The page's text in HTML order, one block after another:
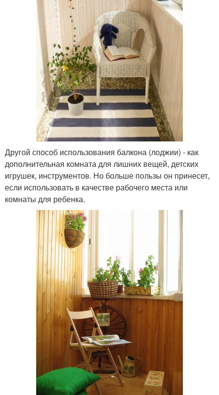
Другой способ использования балкона (лоджии) - как
дополнительная комната для лишних вещей, детских
игрушек, инструментов. Но больше пользы он принесет,
если использовать в качестве рабочего места или
комнаты для ребенка.